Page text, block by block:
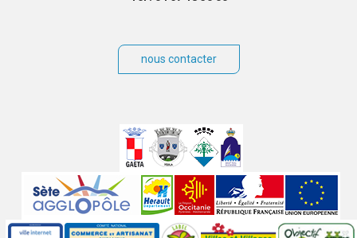
nous contacter
partenaires
Labels